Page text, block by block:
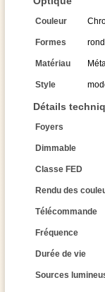
Couleur
Formes rond
Matériau
Style
Détails
Foyers
Dimmable
Classe FED
Rendu des
Télécommande
Fréquence
Durée de vie
Sources